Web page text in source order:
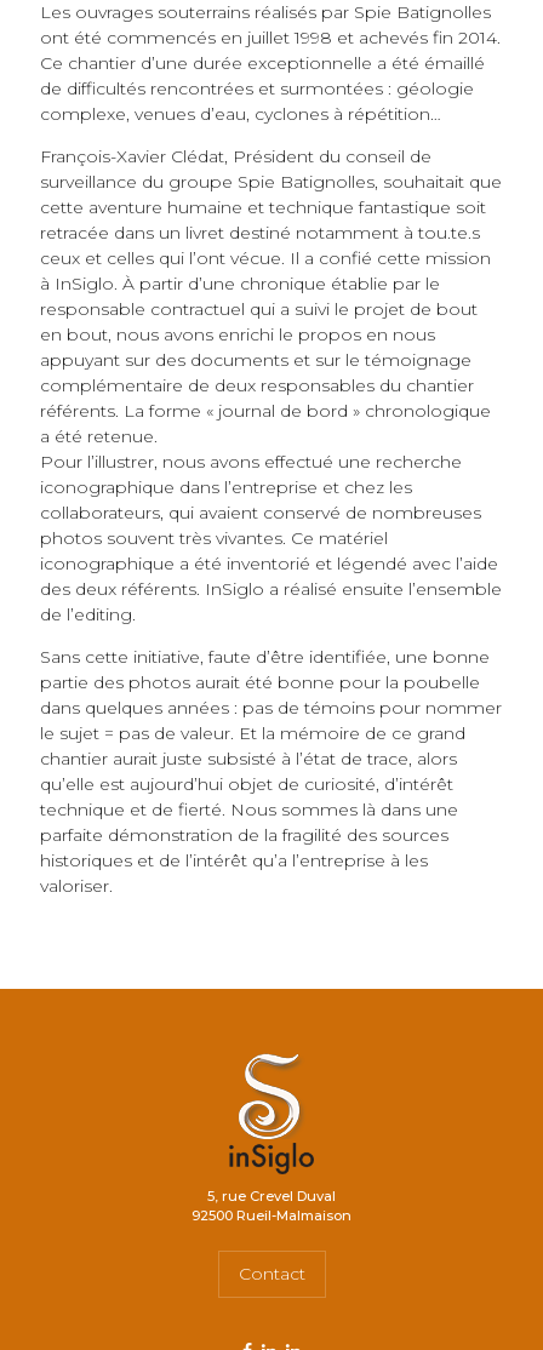
Les ouvrages souterrains réalisés par Spie Batignolles
ont été commencés en juillet 1998 et achevés fin 2014.
Ce chantier d’une durée exceptionnelle a été émaillé
de difficultés rencontrées et surmontées : géologie
complexe, venues d’eau, cyclones à répétition…
François-Xavier Clédat, Président du conseil de
surveillance du groupe Spie Batignolles, souhaitait que
cette aventure humaine et technique fantastique soit
retracée dans un livret destiné notamment à tou.te.s
ceux et celles qui l’ont vécue. Il a confié cette mission
à InSiglo. À partir d’une chronique établie par le
responsable contractuel qui a suivi le projet de bout
en bout, nous avons enrichi le propos en nous
appuyant sur des documents et sur le témoignage
complémentaire de deux responsables du chantier
référents. La forme « journal de bord » chronologique
a été retenue.
Pour l’illustrer, nous avons effectué une recherche
iconographique dans l’entreprise et chez les
collaborateurs, qui avaient conservé de nombreuses
photos souvent très vivantes. Ce matériel
iconographique a été inventorié et légendé avec l’aide
des deux référents. InSiglo a réalisé ensuite l’ensemble
de l’editing.
Sans cette initiative, faute d’être identifiée, une bonne
partie des photos aurait été bonne pour la poubelle
dans quelques années : pas de témoins pour nommer
le sujet = pas de valeur. Et la mémoire de ce grand
chantier aurait juste subsisté à l’état de trace, alors
qu’elle est aujourd’hui objet de curiosité, d’intérêt
technique et de fierté. Nous sommes là dans une
parfaite démonstration de la fragilité des sources
historiques et de l’intérêt qu’a l’entreprise à les
valoriser.
5, rue Crevel Duval
92500 Rueil-Malmaison
Contact